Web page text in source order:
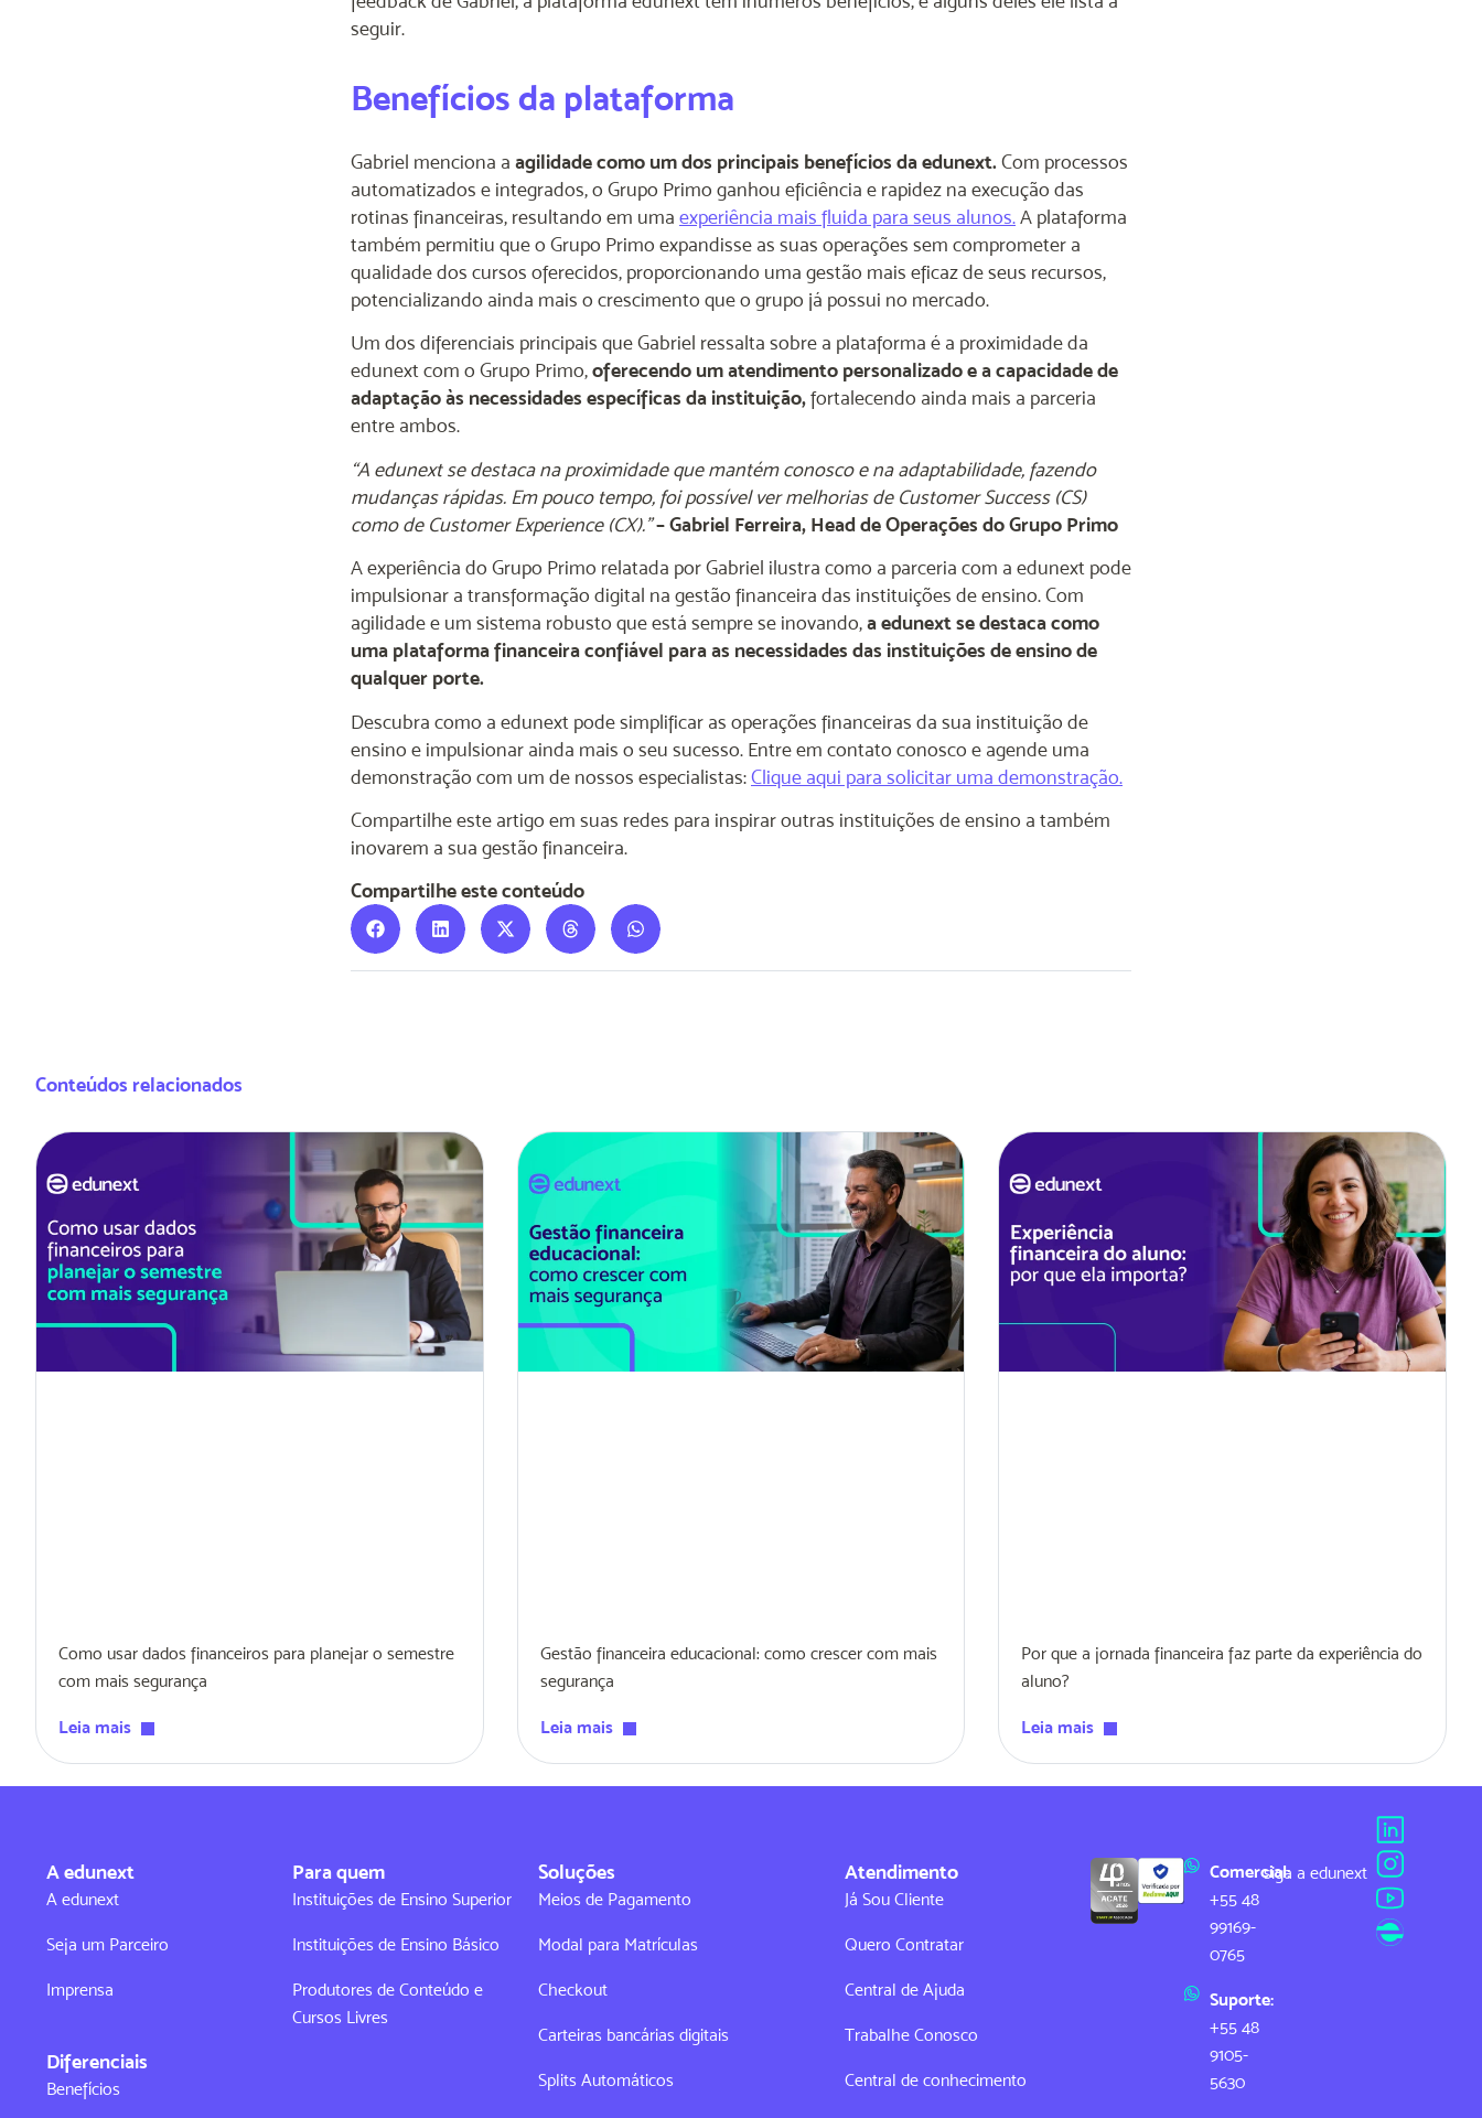
seguir.
Benefícios da plataforma
Gabriel menciona a agilidade como um dos principais benefícios da edunext.Com processos
automatizados e integrados, o Grupo Primo ganhou eficiência e rapidez na execução das
rotinas financeiras, resultando em uma experiência mais fluida para seus alunos.A plataforma
também permitiu que o Grupo Primo expandisse as suas operações sem comprometer a
qualidade dos cursos oferecidos, proporcionando uma gestão mais eficaz de seus recursos,
potencializando ainda mais o crescimento que o grupo já possui no mercado.
Um dos diferenciais principais que Gabriel ressalta sobre a plataforma é a proximidade da
edunext com o Grupo Primo,oferecendo um atendimento personalizado e a capacidade de
adaptação às necessidades específicas da instituição,fortalecendo ainda mais a parceria
entre ambos.
“A edunext se destaca na proximidade que mantém conosco e na adaptabilidade, fazendo
mudanças rápidas. Em pouco tempo, foi possível ver melhorias de Customer Success (CS)
como de Customer Experience (CX).”– Gabriel Ferreira, Head de Operações do Grupo Primo
A experiência do Grupo Primo relatada por Gabriel ilustra como a parceria com a edunext pode
impulsionar a transformação digital na gestão financeira das instituições de ensino. Com
agilidade e um sistema robusto que está sempre se inovando,a edunext se destaca como
uma plataforma financeira confiável para as necessidades das instituições de ensino de
qualquer porte.
Descubra como a edunext pode simplificar as operações financeiras da sua instituição de
ensino e impulsionar ainda mais o seu sucesso. Entre em contato conosco e agende uma
demonstração com um de nossos especialistas:Clique aqui para solicitar uma demonstração.
Compartilhe este artigo em suas redes para inspirar outras instituições de ensino a também
inovarem a sua gestão financeira.
Compartilhe este conteúdo
Conteúdos relacionados
Como usar dados financeiros para planejar o semestre
com mais segurança
Leia mais
Gestão financeira educacional: como crescer com mais
segurança
Leia mais
Por que a jornada financeira faz parte da experiência do
aluno?
Leia mais
A edunext
A edunext
Seja um Parceiro
Imprensa
Diferenciais
Benefícios
Para quem
Instituições de Ensino Superior
Instituições de Ensino Básico
Produtores de Conteúdo e
Cursos Livres
Soluções
Meios de Pagamento
Modal para Matrículas
Checkout
Carteiras bancárias digitais
Splits Automáticos
Atendimento
Já Sou Cliente
Quero Contratar
Central de Ajuda
Trabalhe Conosco
Central de conhecimento
Comercial:
+55 48
99169-
0765
Suporte:
+55 48
9105-
5630
siga a edunext